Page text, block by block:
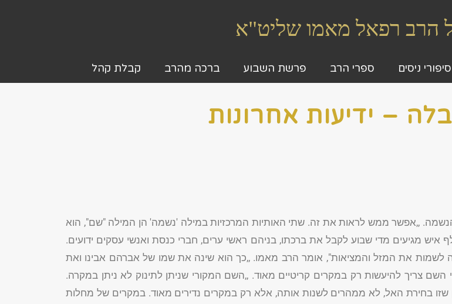
הרב רפאל מאמו שליט"א
סיפורי ניסים ספרי הרב פרשת השבוע ברכה מהרב קבלת קהל
– ידיעות אחרונות
,,אפשר ממש לראות את זה. שתי האותיות המרכזיות במילה 'נשמה' הן המילה "שם", הוא
איש מגיעים מדי שבוע לקבל את ברכתו, בניהם ראשי ערים, חברי כנסת ואנשי עסקים ידועים.
לשמות את המזל והמציאות", אומר הרב מאמו. ,,כך הוא שינה את שמו של אברהם אבינו ואת
צריך להיעשות רק במקרים קריטיים מאוד. ,,השם המקורי שניתן לתינוק לא ניתן במקרה.
שזו בחירת האל, לא ממהרים לשנות אותה, אלא רק במקרים נדירים מאוד. במקרים של מחלות